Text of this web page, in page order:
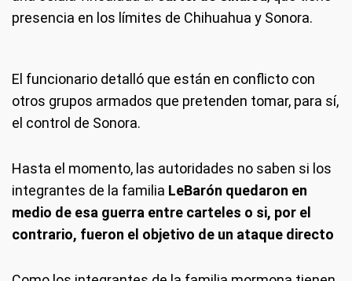
presencia en los límites de Chihuahua y Sonora.
El funcionario detalló que están en conflicto con
otros grupos armados que pretenden tomar, para sí,
el control de Sonora.
Hasta el momento, las autoridades no saben si los
integrantes de la familia LeBarón quedaron en
medio de esa guerra entre carteles o si, por el
contrario, fueron el objetivo de un ataque directo